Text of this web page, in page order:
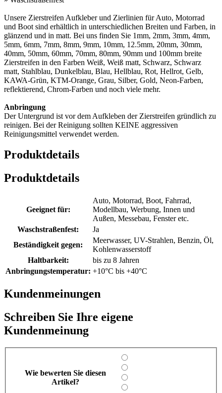
Unsere Zierstreifen Aufkleber und Zierlinien für Auto, Motorrad
und Boot sind erhältlich in unterschiedlichen Breiten und Farben, in
glänzend und in matt. Bei uns finden Sie 1mm, 2mm, 3mm, 4mm,
5mm, 6mm, 7mm, 8mm, 9mm, 10mm, 12.5mm, 20mm, 30mm,
40mm, 50mm, 60mm, 70mm, 80mm, 90mm und 100mm breite
Zierstreifen in den Farben Weiß, Weiß matt, Schwarz, Schwarz
matt, Stahlblau, Dunkelblau, Blau, Hellblau, Rot, Hellrot, Gelb,
KAWA-Grün, KTM-Orange, Grau, Silber, Gold, Neon-Farben,
reflektierend, Chrom-Farben und noch viele mehr.
Anbringung
Der Untergrund ist vor dem Aufkleben der Zierstreifen gründlich zu
reinigen. Bei der Reinigung sollten KEINE aggressiven
Reinigungsmittel verwendet werden.
Produktdetails
Produktdetails
Geeignet für:
Auto, Motorrad, Boot, Fahrrad,
Modellbau, Werbung, Innen und
Außen, Messebau, Fenster etc.
Waschstraßenfest:
Ja
Beständigkeit gegen:
Meerwasser, UV-Strahlen, Benzin, Öl,
Kohlenwasserstoff
Haltbarkeit:
bis zu 8 Jahren
Anbringungstemperatur: +10°C bis +40°C
Kundenmeinungen
Schreiben Sie Ihre eigene
Kundenmeinung
Wie bewerten Sie diesen
Artikel?